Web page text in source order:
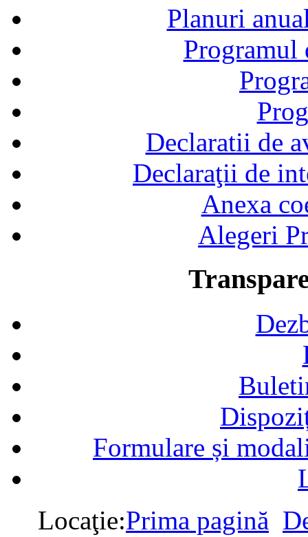
Planuri
Declaratii de
Declaraţii de
Anexa
Alegeri
Formulare și
Locaţie:Prima pagină